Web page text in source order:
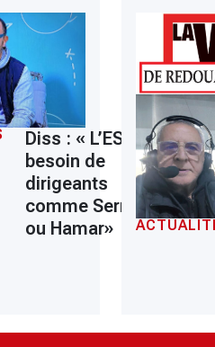
Diss : « L’ESS a
besoin de
dirigeants
comme Serrar
ou Hamar»